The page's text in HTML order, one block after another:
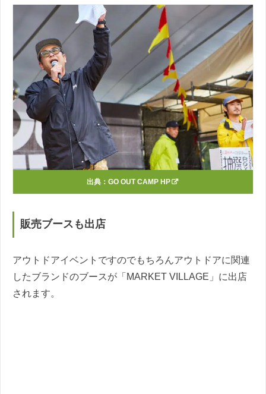
出典： GO OUT CAMP HP
販売ブースも出店
アウトドアイベントですのでもちろんアウトドアに関連
したブランドのブースが「MARKET VILLAGE」に出店
されます。